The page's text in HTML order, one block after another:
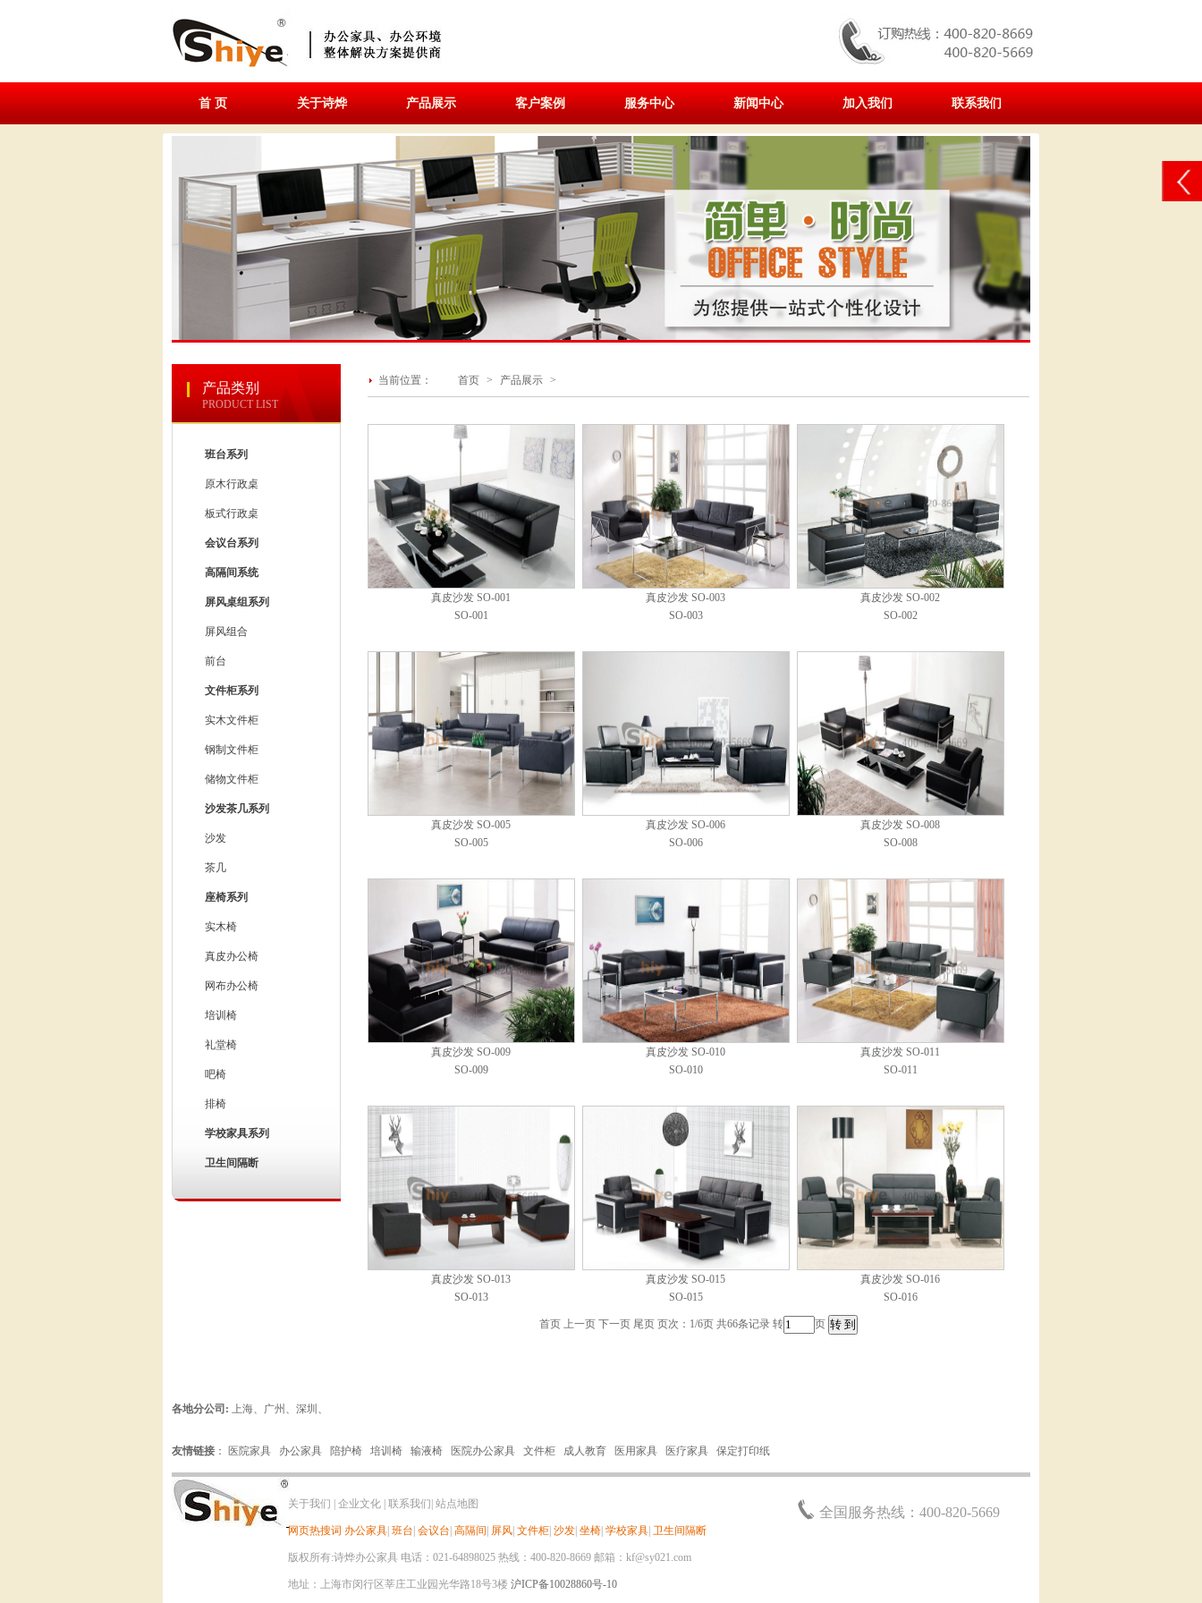
首 页 关于诗烨 产品展示 客户案例 服务中心 新闻中心 加入我们 联系我们
产品类别
PRODUCT LIST
班台系列
原木行政桌
板式行政桌
会议台系列
高隔间系统
屏风桌组系列
屏风组合
前台
文件柜系列
实木文件柜
钢制文件柜
储物文件柜
沙发茶几系列
沙发
茶几
座椅系列
实木椅
真皮办公椅
网布办公椅
培训椅
礼堂椅
吧椅
排椅
学校家具系列
卫生间隔断
当前位置： 首页 > 产品展示 >
真皮沙发 SO-001
SO-001
真皮沙发 SO-003
SO-003
真皮沙发 SO-002
SO-002
真皮沙发 SO-005
SO-005
真皮沙发 SO-006
SO-006
真皮沙发 SO-008
SO-008
真皮沙发 SO-009
SO-009
真皮沙发 SO-010
SO-010
真皮沙发 SO-011
SO-011
真皮沙发 SO-013
SO-013
真皮沙发 SO-015
SO-015
真皮沙发 SO-016
SO-016
首页 上一页 下一页 尾页 页次：1/6页 共66条记录 转 页
各地分公司: 上海、 广州 、 深圳 、
友情链接 ： 医院家具 办公家具 陪护椅 培训椅 输液椅 医院办公家具 文件柜 成人教育 医用家具 医疗家具 保定打印纸
关于我们 企业文化 联系我们 站点地图
网页热搜词 办公家具 班台 会议台 高隔间 屏风 文件柜 沙发 坐椅 学校家具 卫生间隔断
版权所有:诗烨办公家具 电话：021-64898025 热线：400-820-8669 邮箱：kf@sy021.com
地址：上海市闵行区莘庄工业园光华路18号3楼 沪ICP备10028860号-10
全国服务热线：400-820-5669